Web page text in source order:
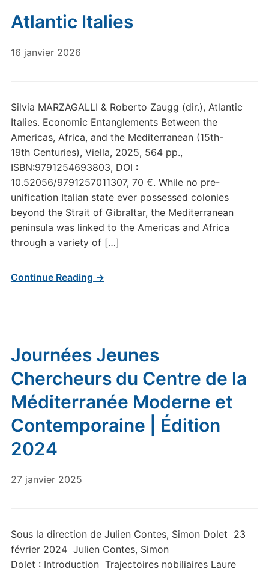
Atlantic Italies
16 janvier 2026
Silvia MARZAGALLI & Roberto Zaugg (dir.), Atlantic
Italies. Economic Entanglements Between the
Americas, Africa, and the Mediterranean (15th-
19th Centuries), Viella, 2025, 564 pp.,
ISBN:9791254693803, DOI :
10.52056/9791257011307, 70 €. While no pre-
unification Italian state ever possessed colonies
beyond the Strait of Gibraltar, the Mediterranean
peninsula was linked to the Americas and Africa
through a variety of […]
Continue Reading →
Journées Jeunes
Chercheurs du Centre de la
Méditerranée Moderne et
Contemporaine | Édition
2024
27 janvier 2025
Sous la direction de Julien Contes, Simon Dolet 23
février 2024 Julien Contes, Simon
Dolet : Introduction Trajectoires nobiliaires Laure